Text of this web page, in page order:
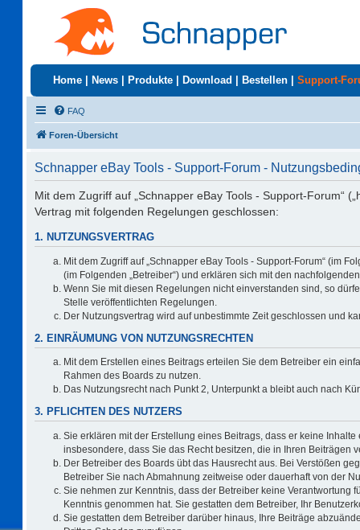
Home News Produkte Download Bestellen Support-
FAQ
Foren-Übersicht
Schnapper eBay Tools - Support-Forum -
Mit dem Zugriff auf „Schnapper eBay Tools - Support-Forum“
Vertrag mit folgenden Regelungen geschlossen:
1. NUTZUNGSVERTRAG
Mit dem Zugriff auf „Schnapper eBay Tools - Support-Forum“ (im
(im Folgenden „Betreiber“) und erklären sich mit den
Wenn Sie mit diesen Regelungen nicht einverstanden sind, so
Stelle veröffentlichten Regelungen.
Der Nutzungsvertrag wird auf unbestimmte Zeit geschlossen und
2. EINRÄUMUNG VON NUTZUNGSRECHTEN
Mit dem Erstellen eines Beitrags erteilen Sie dem Betreiber ein
Rahmen des Boards zu nutzen.
Das Nutzungsrecht nach Punkt 2, Unterpunkt a bleibt auch nach
3. PFLICHTEN DES NUTZERS
Sie erklären mit der Erstellung eines Beitrags, dass er keine
insbesondere, dass Sie das Recht besitzen, die in Ihren Beiträgen
Der Betreiber des Boards übt das Hausrecht aus. Bei Verstößen
Betreiber Sie nach Abmahnung zeitweise oder dauerhaft von der
Sie nehmen zur Kenntnis, dass der Betreiber keine Verantwortung
Kenntnis genommen hat. Sie gestatten dem Betreiber, Ihr
Sie gestatten dem Betreiber darüber hinaus, Ihre Beiträge